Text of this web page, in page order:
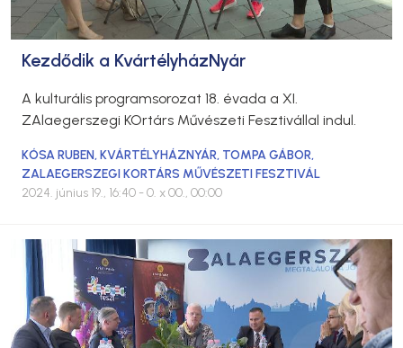
Kezdődik a KvártélyházNyár
A kulturális programsorozat 18. évada a XI.
ZAlaegerszegi KOrtárs Művészeti Fesztivállal indul.
KÓSA RUBEN,KVÁRTÉLYHÁZNYÁR, TOMPA GÁBOR,
ZALAEGERSZEGI KORTÁRS MŰVÉSZETI FESZTIVÁL
2024. június 19., 16:40 - 0. x 00., 00:00